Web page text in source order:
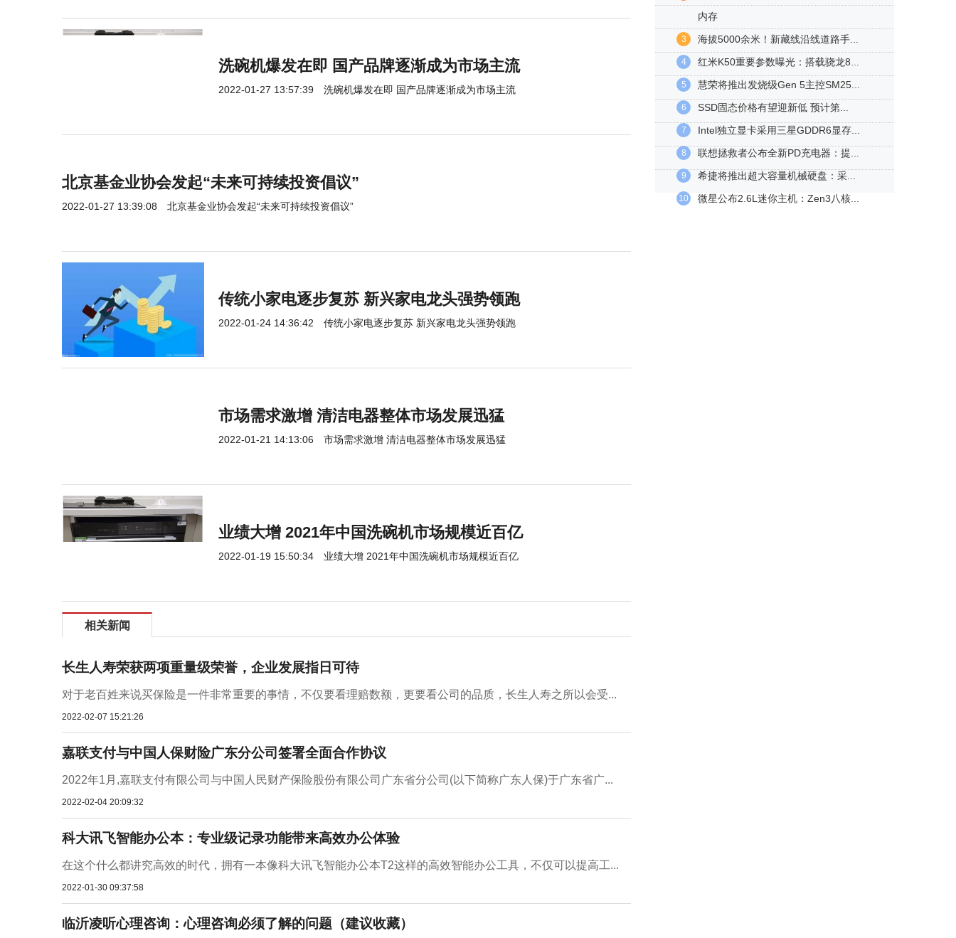
洗碗机爆发在即 国产品牌逐渐成为市场主流
2022-01-27 13:57:39 洗碗机爆发在即 国产品牌逐渐成为市场主流
北京基金业协会发起“未来可持续投资倡议”
2022-01-27 13:39:08 北京基金业协会发起“未来可持续投资倡议”
传统小家电逐步复苏 新兴家电龙头强势领跑
2022-01-24 14:36:42 传统小家电逐步复苏 新兴家电龙头强势领跑
市场需求激增 清洁电器整体市场发展迅猛
2022-01-21 14:13:06 市场需求激增 清洁电器整体市场发展迅猛
业绩大增 2021年中国洗碗机市场规模近百亿
2022-01-19 15:50:34 业绩大增 2021年中国洗碗机市场规模近百亿
相关新闻
长生人寿荣获两项重量级荣誉，企业发展指日可待
对于老百姓来说买保险是一件非常重要的事情，不仅要看理赔数额，更要看公司的品质，长生人寿之所以会受...
2022-02-07 15:21:26
嘉联支付与中国人保财险广东分公司签署全面合作协议
2022年1月,嘉联支付有限公司与中国人民财产保险股份有限公司广东省分公司(以下简称广东人保)于广东省广...
2022-02-04 20:09:32
科大讯飞智能办公本：专业级记录功能带来高效办公体验
在这个什么都讲究高效的时代，拥有一本像科大讯飞智能办公本T2这样的高效智能办公工具，不仅可以提高工...
2022-01-30 09:37:58
临沂凌听心理咨询：心理咨询必须了解的问题（建议收藏）
内存
3 海拔5000余米！新藏线沿线道路手...
4 红米K50重要参数曝光：搭载骁龙8...
5 慧荣将推出发烧级Gen 5主控SM25...
6 SSD固态价格有望迎新低 预计第...
7 Intel独立显卡采用三星GDDR6显存...
8 联想拯救者公布全新PD充电器：提...
9 希捷将推出超大容量机械硬盘：采...
10 微星公布2.6L迷你主机：Zen3八核...